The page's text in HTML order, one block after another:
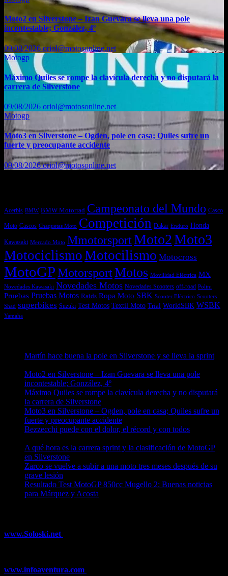
Moto2 en Silverstone – Izan Guevara se lleva una pole
incontestable; González, 4º
09/08/2026 oriol@motosonline.net
Motogp
Máximo Quiles se rompe la clavícula derecha y no disputará la
carrera de Silverstone
09/08/2026 oriol@motosonline.net
Motogp
Moto3 en Silverstone – Ogden, pole en casa; Quiles sufre un
fuerte y preocupante accidente
09/08/2026oriol@motosonline.net
Acerbis BMW BMW Motorrad Campeonato del Mundo Casco
Moto Cascos Chaquetas Moto Competición Dakar Enduro Honda
Kawasaki Mercado Moto MmotorsportMoto2Moto3
MotociclismoMotocilismo Motocross
MotoGPMotorsportMotos Movilidad Eléctrica MX
Novedades Kawasaki Novedades Motos Novedades Scooters off-road Polini
Pruebas Pruebas Motos Raids Ropa Moto SBK Scooter Eléctrico Scooters
Shad superbikes Suzuki Test Motos Textil Moto Trial WorldSBK WSBK
Yamaha
Martín hace buena la pole en Silverstone y se lleva la sprint
Moto2 en Silverstone – Izan Guevara se lleva una pole
incontestable; González, 4º
Máximo Quiles se rompe la clavícula derecha y no disputará
la carrera de Silverstone
Moto3 en Silverstone – Ogden, pole en casa; Quiles sufre un
fuerte y preocupante accidente
Bezzecchi puede con el dolor, el récord y con todos
A qué hora es la carrera sprint y la clasificación de MotoGP
en Silverstone
Zarco se vuelve a subir a una moto tres meses después de su
grave lesión
Resultado Test MotoGP 850cc Mugello 2: Buenas noticias
para Márquez y Acosta
www.Soloski.net
www.infoaventura.com